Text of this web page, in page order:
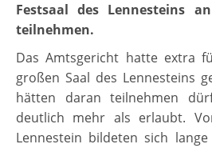
Festsaal des Lennesteins
teilnehmen.
Das Amtsgericht hatte extra
großen Saal des Lennesteins
hätten daran teilnehmen
deutlich mehr als erlaubt.
Lennestein bildeten sich